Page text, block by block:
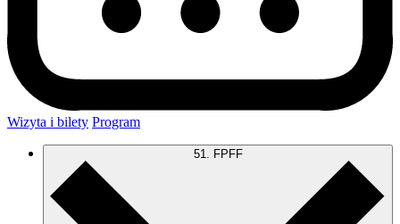
Wizyta i bilety Program
51. FPFF